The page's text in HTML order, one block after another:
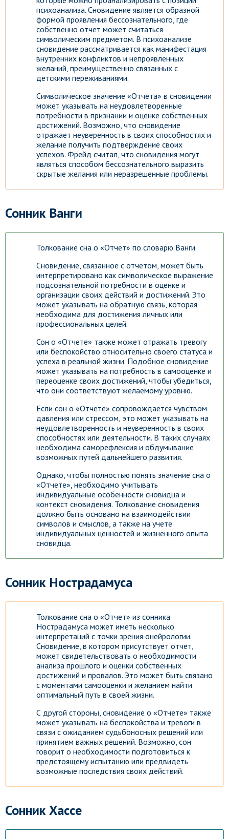
психоанализа. Сновидение является образной
формой проявления бессознательного, где
собственно отчет может считаться
символическим предметом. В психоанализе
сновидение рассматривается как манифестация
внутренних конфликтов и непроявленных
желаний, преимущественно связанных с
детскими переживаниями.
Символическое значение «Отчета» в сновидении
может указывать на неудовлетворенные
потребности в признании и оценке собственных
достижений. Возможно, что сновидение
отражает неуверенность в своих способностях и
желание получить подтверждение своих
успехов. Фрейд считал, что сновидения могут
являться способом бессознательного выразить
скрытые желания или неразрешенные проблемы.
Сонник Ванги
Толкование сна о «Отчет» по словарю Ванги
Сновидение, связанное с отчетом, может быть
интерпретировано как символическое выражение
подсознательной потребности в оценке и
организации своих действий и достижений. Это
может указывать на обратную связь, которая
необходима для достижения личных или
профессиональных целей.
Сон о «Отчете» также может отражать тревогу
или беспокойство относительно своего статуса и
успеха в реальной жизни. Подобное сновидение
может указывать на потребность в самооценке и
переоценке своих достижений, чтобы убедиться,
что они соответствуют желаемому уровню.
Если сон о «Отчете» сопровождается чувством
давления или стрессом, это может указывать на
неудовлетворенность и неуверенность в своих
способностях или деятельности. В таких случаях
необходима саморефлексия и обдумывание
возможных путей дальнейшего развития.
Однако, чтобы полностью понять значение сна о
«Отчете», необходимо учитывать
индивидуальные особенности сновидца и
контекст сновидения. Толкование сновидения
должно быть основано на взаимодействии
символов и смыслов, а также на учете
индивидуальных ценностей и жизненного опыта
сновидца.
Сонник Нострадамуса
Толкование сна о «Отчет» из сонника
Нострадамуса может иметь несколько
интерпретаций с точки зрения онейрологии.
Сновидение, в котором присутствует отчет,
может свидетельствовать о необходимости
анализа прошлого и оценки собственных
достижений и провалов. Это может быть связано
с моментами самооценки и желанием найти
оптимальный путь в своей жизни.
С другой стороны, сновидение о «Отчете» также
может указывать на беспокойства и тревоги в
связи с ожиданием судьбоносных решений или
принятием важных решений. Возможно, сон
говорит о необходимости подготовиться к
предстоящему испытанию или предвидеть
возможные последствия своих действий.
Сонник Хассе